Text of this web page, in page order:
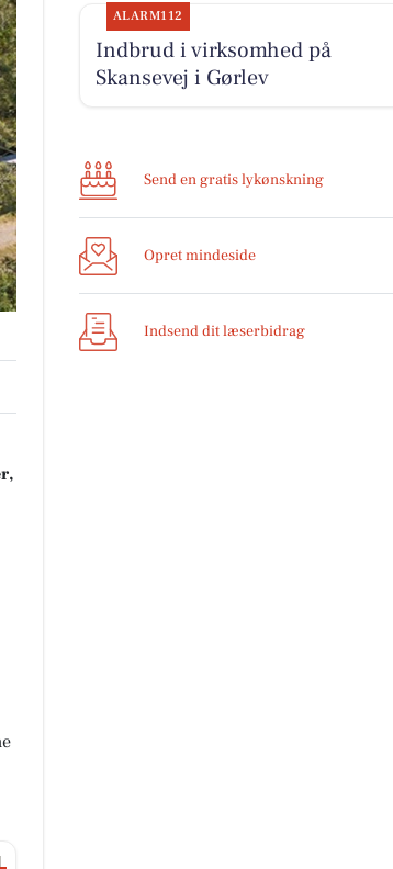
ALARM112
Indbrud i virksomhed på
Skansevej i Gørlev
Send en gratis lykønskning
Opret mindeside
Indsend dit læserbidrag